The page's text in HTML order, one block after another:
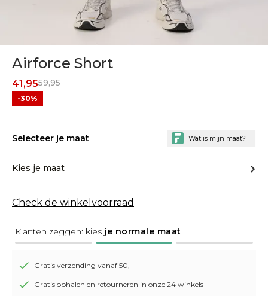
Airforce Short
59,95
41,95
-30%
Selecteer je maat
Kies je maat
Check de winkelvoorraad
Klanten zeggen: kies je normale maat
Gratis verzending vanaf 50,-
Gratis ophalen en retourneren in onze 24 winkels